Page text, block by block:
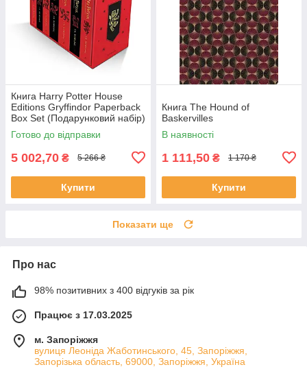
Книга Harry Potter House
Editions Gryffindor Paperback
Box Set (Подарунковий набір)
Готово до відправки
5 002,70 ₴ 5 266 ₴
Купити
Книга The Hound of
Baskervilles
В наявності
1 111,50 ₴ 1 170 ₴
Купити
Показати ще
Про нас
98% позитивних з 400 відгуків за рік
Працює з 17.03.2025
м. Запоріжжя
вулиця Леоніда Жаботинського, 45, Запоріжжя,
Запорізька область, 69000, Запоріжжя, Україна